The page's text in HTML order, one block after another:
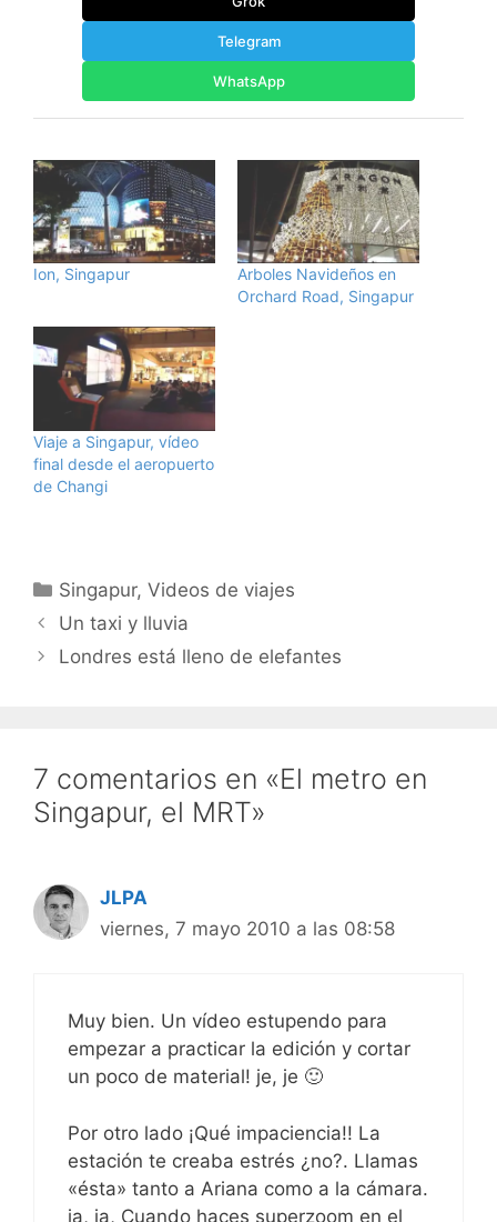
Telegram
WhatsApp
Ion, Singapur
Arboles Navideños en
Orchard Road, Singapur
Viaje a Singapur, vídeo
final desde el aeropuerto
de Changi
Categorías
Singapur,Videos de viajes
Un taxi y lluvia
Londres está lleno de elefantes
7 comentarios en «El metro en
Singapur, el MRT»
JLPA
viernes, 7 mayo 2010 a las 08:58
Muy bien. Un vídeo estupendo para
empezar a practicar la edición y cortar
un poco de material! je, je 🙂
Por otro lado ¡Qué impaciencia!! La
estación te creaba estrés ¿no?. Llamas
«ésta» tanto a Ariana como a la cámara.
ja, ja, Cuando haces superzoom en el